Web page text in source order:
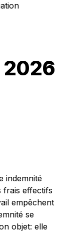
2026
indemnité
frais effectifs
empêchent
se
objet: elle